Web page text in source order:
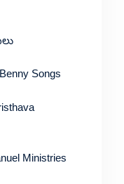
Songs
Ministries